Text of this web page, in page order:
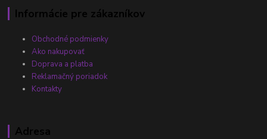
Informácie pre zákazníkov
Obchodné podmienky
Ako nakupovať
Doprava a platba
Reklamačný poriadok
Kontakty
Adresa